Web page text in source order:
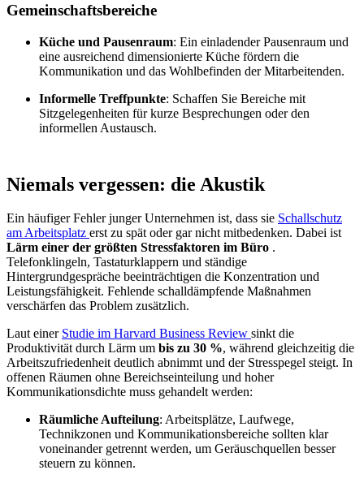
Gemeinschaftsbereiche
Küche und Pausenraum: Ein einladender Pausenraum und
eine ausreichend dimensionierte Küche fördern die
Kommunikation und das Wohlbefinden der Mitarbeitenden.
Informelle Treffpunkte: Schaffen Sie Bereiche mit
Sitzgelegenheiten für kurze Besprechungen oder den
informellen Austausch.
Niemals vergessen: die Akustik
Ein häufiger Fehler junger Unternehmen ist, dass sie Schallschutz
am Arbeitsplatz erst zu spät oder gar nicht mitbedenken. Dabei ist
Lärm einer der größten Stressfaktoren im Büro .
Telefonklingeln, Tastaturklappern und ständige
Hintergrundgespräche beeinträchtigen die Konzentration und
Leistungsfähigkeit. Fehlende schalldämpfende Maßnahmen
verschärfen das Problem zusätzlich.
Laut einer Studie im Harvard Business Review sinkt die
Produktivität durch Lärm um bis zu 30 %, während gleichzeitig die
Arbeitszufriedenheit deutlich abnimmt und der Stresspegel steigt. In
offenen Räumen ohne Bereichseinteilung und hoher
Kommunikationsdichte muss gehandelt werden:
Räumliche Aufteilung: Arbeitsplätze, Laufwege,
Technikzonen und Kommunikationsbereiche sollten klar
voneinander getrennt werden, um Geräuschquellen besser
steuern zu können.